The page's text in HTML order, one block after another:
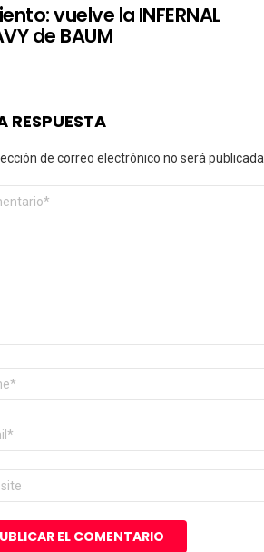
vuelve la INFERNAL
de BAUM
RESPUESTA
de correo electrónico no será publicada.